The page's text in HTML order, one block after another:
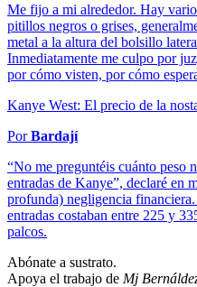
Me fijo a mi alrededor. Hay
pitillos negros o grises,
metal a la altura del bolsillo
Inmediatamente me culpo por
por cómo visten, por cómo
Kanye West: El precio de la
PorBardají
“No me preguntéis cuánto peso
entradas de Kanye”, declaré en
profunda) negligencia
entradas costaban entre 225 y
palcos.
Abónate a sustrato.
Apoya el trabajo de Mj